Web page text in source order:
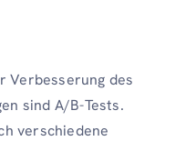
Verbesserung des
sind A/B-Tests.
verschiedene